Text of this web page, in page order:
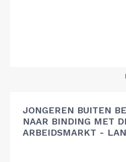
JONGEREN BUITEN
NAAR BINDING MET
ARBEIDSMARKT -